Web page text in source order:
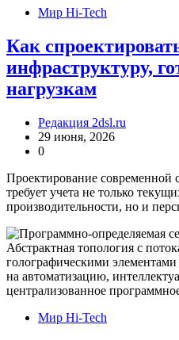
Мир Hi-Tech
Как
инфраструктуру,
нагрузкам
Редакция 2dsl.ru
29 июня, 2026
0
Проектирование современной
требует учета не только
производительности, но и
Мир Hi-Tech